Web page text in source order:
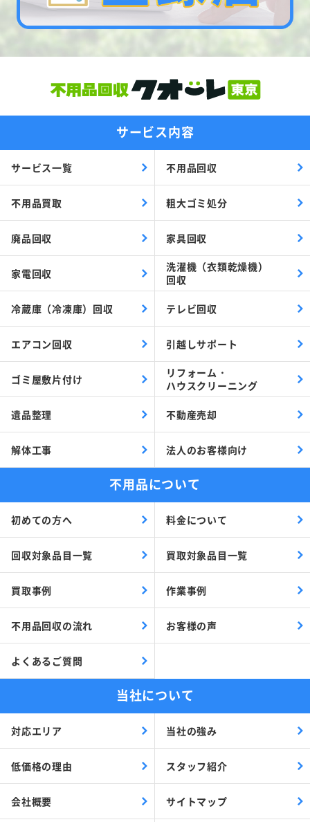
サービス内容
サービス一覧 不用品回収
不用品買取 粗大ゴミ処分
廃品回収 家具回収
家電回収
洗濯機（衣類乾燥機）
回収
冷蔵庫（冷凍庫）回収 テレビ回収
エアコン回収 引越しサポート
ゴミ屋敷片付け
リフォーム・
ハウスクリーニング
遺品整理 不動産売却
解体工事 法人のお客様向け
不用品について
初めての方へ 料金について
回収対象品目一覧 買取対象品目一覧
買取事例 作業事例
不用品回収の流れ お客様の声
よくあるご質問
当社について
対応エリア 当社の強み
低価格の理由 スタッフ紹介
会社概要 サイトマップ